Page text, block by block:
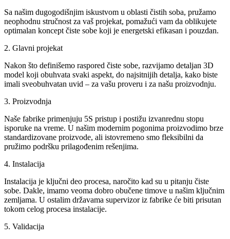
Sa našim dugogodišnjim iskustvom u oblasti čistih soba, pružamo
neophodnu stručnost za vaš projekat, pomažući vam da oblikujete
optimalan koncept čiste sobe koji je energetski efikasan i pouzdan.
2. Glavni projekat
Nakon što definišemo raspored čiste sobe, razvijamo detaljan 3D
model koji obuhvata svaki aspekt, do najsitnijih detalja, kako biste
imali sveobuhvatan uvid – za vašu proveru i za našu proizvodnju.
3. Proizvodnja
Naše fabrike primenjuju 5S pristup i postižu izvanrednu stopu
isporuke na vreme. U našim modernim pogonima proizvodimo brze
standardizovane proizvode, ali istovremeno smo fleksibilni da
pružimo podršku prilagođenim rešenjima.
4. Instalacija
Instalacija je ključni deo procesa, naročito kad su u pitanju čiste
sobe. Dakle, imamo veoma dobro obučene timove u našim ključnim
zemljama. U ostalim državama supervizor iz fabrike će biti prisutan
tokom celog procesa instalacije.
5. Validacija